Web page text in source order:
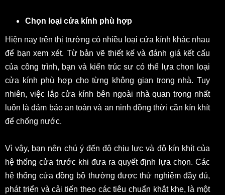
Chọn loại cửa kính phù hợp
Hiện nay trên thị trường có nhiều loại cửa kính khác nhau
để bạn xem xét. Từ bản vẽ thiết kế và đánh giá kết cấu
của công trình, bạn và kiến trúc sư có thể lựa chọn loại
cửa kính phù hợp cho từng không gian trong nhà. Tuy
nhiên, việc lắp cửa kính bên ngoài nhà quan trọng nhất
luôn là đảm bảo an toàn và an ninh đồng thời cần kín khít
để chống nước.
Vì vậy, bạn nên chú ý đến độ chịu lực và độ kín khít của
hệ thống cửa trước khi đưa ra quyết định lựa chọn. Các
hệ thống cửa đồng bộ thường được thử nghiệm đầy đủ,
phát triển và cải tiến theo các tiêu chuẩn khắt khe, là một